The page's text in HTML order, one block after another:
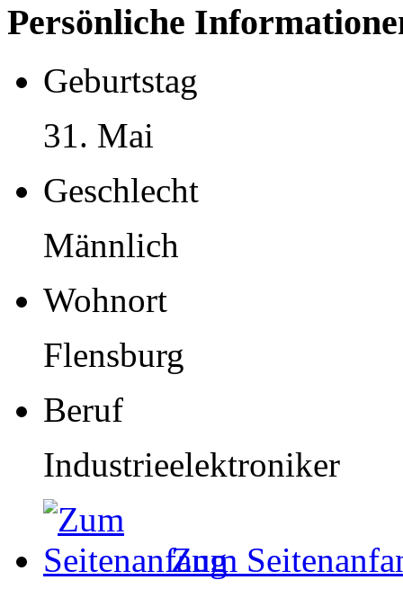
Persönliche
Geburtstag
31. Mai
Geschlecht
Männlich
Wohnort
Flensburg
Beruf
Industrieelektroniker
Zum